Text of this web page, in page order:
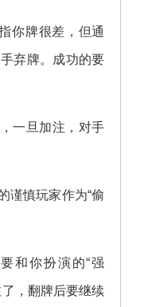
你牌很差，但通
弃牌。成功的要
一旦加注，对手
谨慎玩家作为“偷
和你扮演的“强
，翻牌后要继续